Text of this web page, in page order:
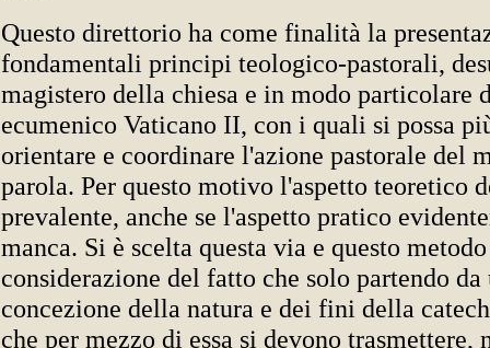
Questo direttorio ha come finalità la
fondamentali principi teologico-pastorali,
magistero della chiesa e in modo particolare
ecumenico Vaticano II, con i quali si possa
orientare e coordinare l'azione pastorale del
parola. Per questo motivo l'aspetto teoretico
prevalente, anche se l'aspetto pratico
manca. Si è scelta questa via e questo
considerazione del fatto che solo partendo da
concezione della natura e dei fini della
che per mezzo di essa si devono trasmettere,